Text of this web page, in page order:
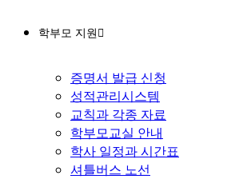
학부모 지원
증명서 발급 신청
성적관리시스템
교칙과 각종 자료
학부모교실 안내
학사 일정과 시간표
셔틀버스 노선